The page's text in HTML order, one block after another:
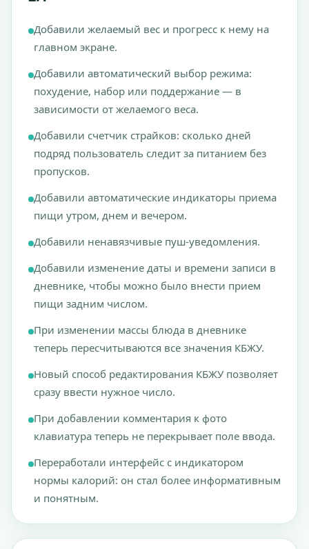
Добавили желаемый вес и прогресс к нему на
главном экране.
Добавили автоматический выбор режима:
похудение, набор или поддержание — в
зависимости от желаемого веса.
Добавили счетчик страйков: сколько дней
подряд пользователь следит за питанием без
пропусков.
Добавили автоматические индикаторы приема
пищи утром, днем и вечером.
Добавили ненавязчивые пуш-уведомления.
Добавили изменение даты и времени записи в
дневнике, чтобы можно было внести прием
пищи задним числом.
При изменении массы блюда в дневнике
теперь пересчитываются все значения КБЖУ.
Новый способ редактирования КБЖУ позволяет
сразу ввести нужное число.
При добавлении комментария к фото
клавиатура теперь не перекрывает поле ввода.
Переработали интерфейс с индикатором
нормы калорий: он стал более информативным
и понятным.